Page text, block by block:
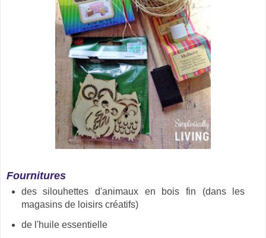
Fournitures
des silouhettes d'animaux en bois fin (dans les
magasins de loisirs créatifs)
de l'huile essentielle